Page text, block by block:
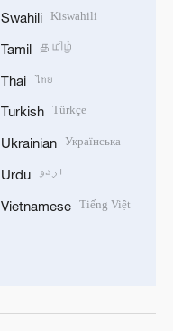
Swahili Kiswahili
Tamil தமிழ்
Thai ไทย
Turkish Türkçe
Ukrainian Українська
Urdu اردو
Vietnamese Tiếng Việt